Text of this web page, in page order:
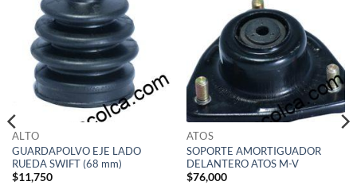
ALTO
GUARDAPOLVO EJE LADO
RUEDA SWIFT (68 mm)
$11,750
ATOS
SOPORTE AMORTIGUADOR
DELANTERO ATOS M-V
$76,000